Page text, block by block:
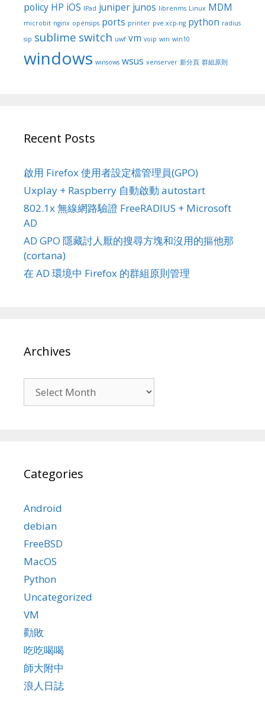
policy HP iOS IPad juniper junos librenms Linux MDM
microbit nginx opensips ports printer pve.xcp-ng python radius
sip sublime switch uwf vm voip win win10
windows winsows wsus xenserver 新分頁 群組原則
Recent Posts
啟用 Firefox 使用者設定檔管理員(GPO)
Uxplay + Raspberry 自動啟動 autostart
802.1x 無線網路驗證 FreeRADIUS + Microsoft
AD
AD GPO 隱藏討人厭的搜尋方塊和沒用的摳他那
(cortana)
在 AD 環境中 Firefox 的群組原則管理
Archives
Categories
Android
debian
FreeBSD
MacOS
Python
Uncategorized
VM
勸敗
吃吃喝喝
師大附中
浪人日誌